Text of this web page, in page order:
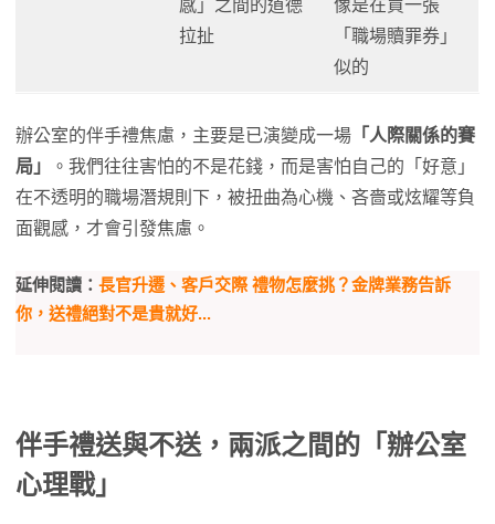
感」之間的道德
拉扯
像是在買一張
「職場贖罪券」
似的
辦公室的伴手禮焦慮，主要是已演變成一場 「人際關係的賽
局」
。我們往往害怕的不是花錢，而是害怕自己的「好意」
在不透明的職場潛規則下，被扭曲為心機、吝嗇或炫耀等負
面觀感，才會引發焦慮。
延伸閱讀： 長官升遷、客戶交際 禮物怎麼挑？金牌業務告訴
你，送禮絕對不是貴就好...
伴手禮送與不送，兩派之間的「辦公室
心理戰」